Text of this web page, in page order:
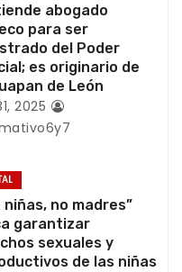
abogado
para ser
del Poder
es originario de
de León
2025
niñas, no madres”
garantizar
sexuales y
de las niñas